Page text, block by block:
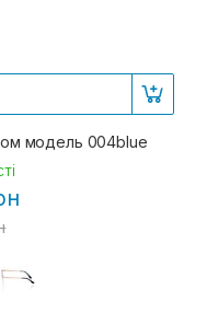
модель 004blue